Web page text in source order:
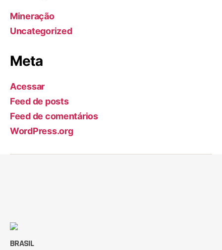
Mineração
Uncategorized
Meta
Acessar
Feed de posts
Feed de comentários
WordPress.org
BRASIL